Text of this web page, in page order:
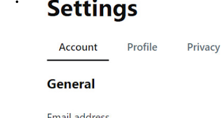
Recursos
Centro de recursos
Casos de éxito